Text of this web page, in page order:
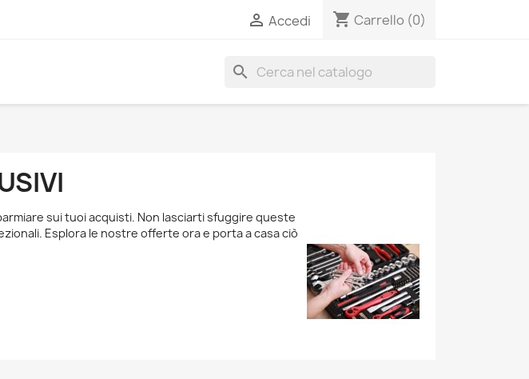
 Accedi shopping_cart Carrello (0)
search
sui tuoi acquisti. Non lasciarti sfuggire queste
Esplora le nostre offerte ora e porta a casa ciò